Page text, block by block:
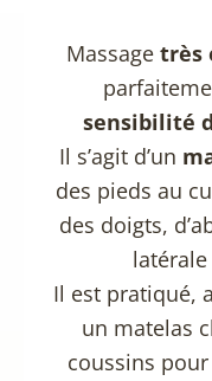
Massage très
sensibilité
Il s’agit d’un
des pieds au
des doigts,
Il est pratiqué,
un matelas
coussins